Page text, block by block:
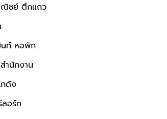
ณิชย์ ตึกแถว
นท์ หอพัก
นักงาน
กดัง
สอร์ท